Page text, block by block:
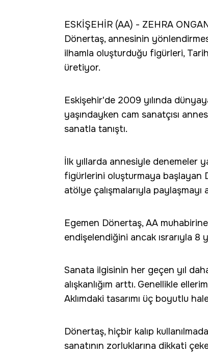
ESKİŞEHİR (AA) - ZEHRA
Dönertaş, annesinin
ilhamla oluşturduğu figürleri,
üretiyor.
Eskişehir'de 2009 yılında
yaşındayken cam sanatçısı
sanatla tanıştı.
İlk yıllarda annesiyle denemeler
figürlerini oluşturmaya başlayan
atölye çalışmalarıyla paylaşmayı
Egemen Dönertaş, AA
endişelendiğini ancak ısrarıyla 8
Sanata ilgisinin her geçen yıl
alışkanlığım arttı. Genellikle
Aklımdaki tasarımı üç boyutlu
Dönertaş, hiçbir kalıp
sanatının zorluklarına dikkati